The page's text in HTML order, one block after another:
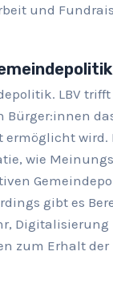
und
LBV
wird.
wie
gibt es
Digitalisierung
zum Erhalt